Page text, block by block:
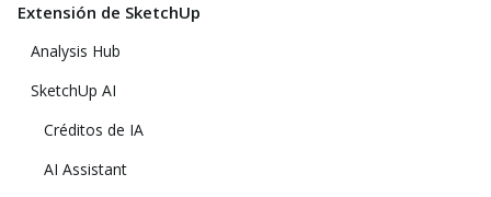
Extensión de SketchUp
Analysis Hub
SketchUp AI
Créditos de IA
AI Assistant